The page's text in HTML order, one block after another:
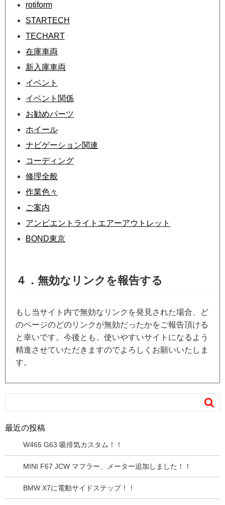
rotiform
STARTECH
TECHART
在庫車両
新入庫車両
イベント
イベント関係
お勧めパーツ
ホイール
ナビゲーション関連
コーディング
修理全般
作業色々
ご案内
アンビエントライトエアーアウトレット
BOND東京
４．無効なリンクを報告する
もし当サイト内で無効なリンクを発見された場合、ど
のページのどのリンクが無効だったかをご報告頂ける
と幸いです。今後とも、使いやすいサイトになるよう
精進させていただきますのでよろしくお願いいたしま
す。

最近の投稿
W465 G63 吸排気カスタム！！
MINI F67 JCW マフラー、メーター追加しました！！
BMW X7に電動サイドステップ！！